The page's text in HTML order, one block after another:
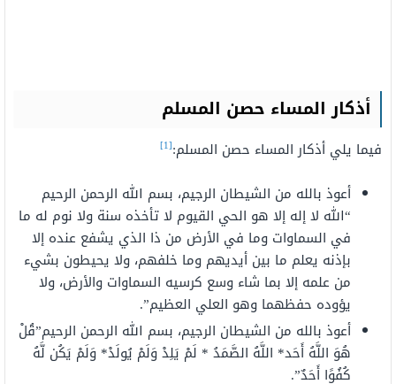
أذكار المساء حصن المسلم
فيما يلي أذكار المساء حصن المسلم:[1]
أعوذ بالله من الشيطان الرجيم، بسم الله الرحمن الرحيم
“الله لا إله إلا هو الحي القيوم لا تأخذه سنة ولا نوم له ما
في السماوات وما في الأرض من ذا الذي يشفع عنده إلا
بإذنه يعلم ما بين أيديهم وما خلفهم، ولا يحيطون بشيء
من علمه إلا بما شاء وسع كرسيه السماوات والأرض، ولا
يؤوده حفظهما وهو العلي العظيم”.
أعوذ بالله من الشيطان الرجيم، بسم الله الرحمن الرحيم”قُلْ
هُوَ اللَّهُ أَحَد* اللَّهُ الصَّمَدُ * لَمْ يَلِدْ وَلَمْ يُولَدْ* وَلَمْ يَكُن لَّهُ
كُفُوًا أَحَدٌ”.